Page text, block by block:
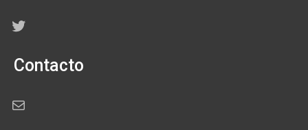
Twitter
Contacto
Correo electrónico